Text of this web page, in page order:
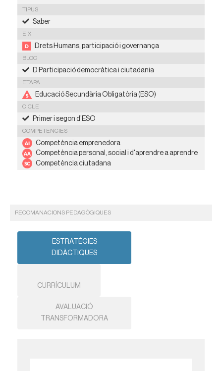
TIPUS
Saber
EIX
Drets Humans, participació i governança
BLOC
D Participació democràtica i ciutadania
ETAPA
Educació Secundària Obligatòria (ESO)
CICLE
Primer i segon d’ESO
COMPETÈNCIES
Competència emprenedora
Competència personal, social i d'aprendre a aprendre
Competència ciutadana
RECOMANACIONS PEDAGÒGIQUES
ESTRATÈGIES
DIDÀCTIQUES
CURRÍCULUM
AVALUACIÓ
TRANSFORMADORA